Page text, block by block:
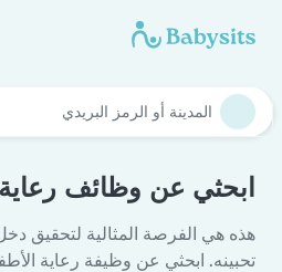
ابحثي عن وظائف
هذه هي الفرصة المثالية لتحقيق
تحبينه. ابحثي عن وظيفة رعاية